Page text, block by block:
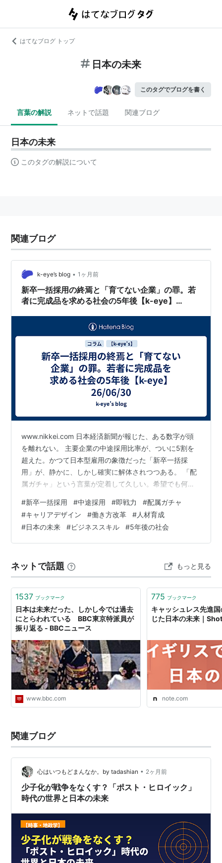
はてなブログ トップ
日本の未来
このタグでブログを書く
言葉の解説 ネットで話題 関連ブログ
日本の未来
このタグの解説について
関連ブログ
k-eye’s blog • 1ヶ月前
新卒一括採用の終焉と「育てない企業」の罪。若
者に完成品を求める社会の5年後【k-eye】
www.nikkei.com 日本経済新聞が報じた、ある数字が頭
を離れない。 主要企業の中途採用比率が、ついに5割を
超えた。かつて日本型雇用の象徴だった「新卒一括採
用」が、静かに、しかし確実に解体されつつある。 「配
属ガチャ」という言葉が定着して久しい。希望でも何で
に決められる——その理不尽さに嫌気がさした若者にと
って、この変化は朗報に映るかもしれない。少しだけ人
生の先を歩く者として、私もその気持ちはよくわかる。
でも、手放しで歓迎する気には、どうしてもなれないの
ら補う。激しく変化する市場の…
#新卒一括採用 #中途採用 #即戦力 #配属ガチャ
#キャリアデザイン #働き方改革 #人材育成
#日本の未来 #ビジネススキル #5年後の社会
ネットで話題 もっと見る
1537 ブックマーク
日本は未来だった、しかし今では過去
にとらわれている BBC東京特派員が
振り返る - BBCニュース
www.bbc.com
775 ブックマーク
キャッシュレス先進
じた日本の未来｜
note.com
関連ブログ
心はいつもどまんなか。by tadashian • 2ヶ月前
少子化が戦争をなくす？「ポスト・ヒロイック」
時代の世界と日本の未来